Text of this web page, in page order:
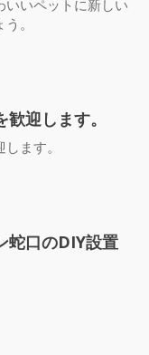
いいペットに新しい
。
迎します。
ます。
蛇口のDIY設置